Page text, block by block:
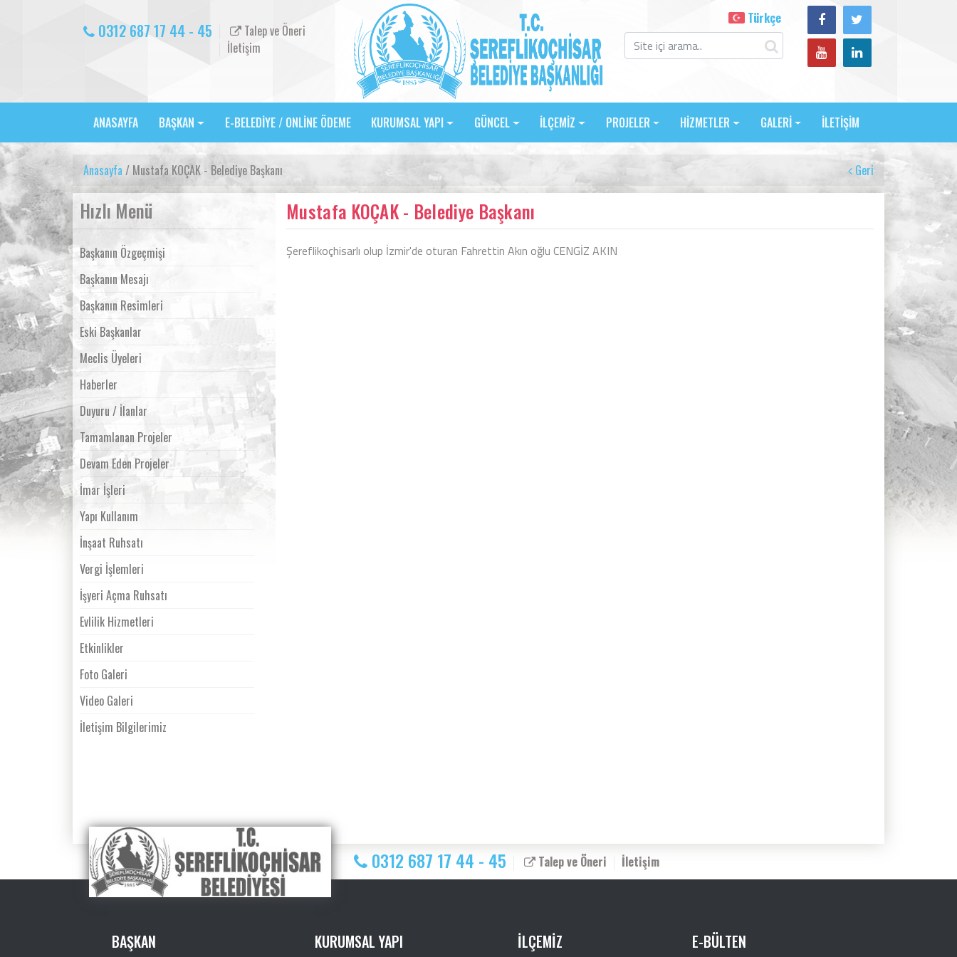
0312 687 17 44 - 45
Talep ve Öneri
İletişim
Türkçe
ANASAYFA BAŞKAN E-BELEDİYE / ONLİNE ÖDEME KURUMSAL YAPI GÜNCEL İLÇEMİZ PROJELER HİZMETLER GALERİ İLETİŞİM
Anasayfa / Mustafa KOÇAK - Belediye Başkanı Geri
Hızlı Menü
Başkanın Özgeçmişi
Başkanın Mesajı
Başkanın Resimleri
Eski Başkanlar
Meclis Üyeleri
Haberler
Duyuru / İlanlar
Tamamlanan Projeler
Devam Eden Projeler
İmar İşleri
Yapı Kullanım
İnşaat Ruhsatı
Vergi İşlemleri
İşyeri Açma Ruhsatı
Evlilik Hizmetleri
Etkinlikler
Foto Galeri
Video Galeri
İletişim Bilgilerimiz
Mustafa KOÇAK - Belediye Başkanı
Şereflikoçhisarlı olup İzmir'de oturan Fahrettin Akın oğlu CENGİZ AKIN
0312 687 17 44 - 45 Talep ve Öneri İletişim
BAŞKAN KURUMSAL YAPI İLÇEMİZ E-BÜLTEN